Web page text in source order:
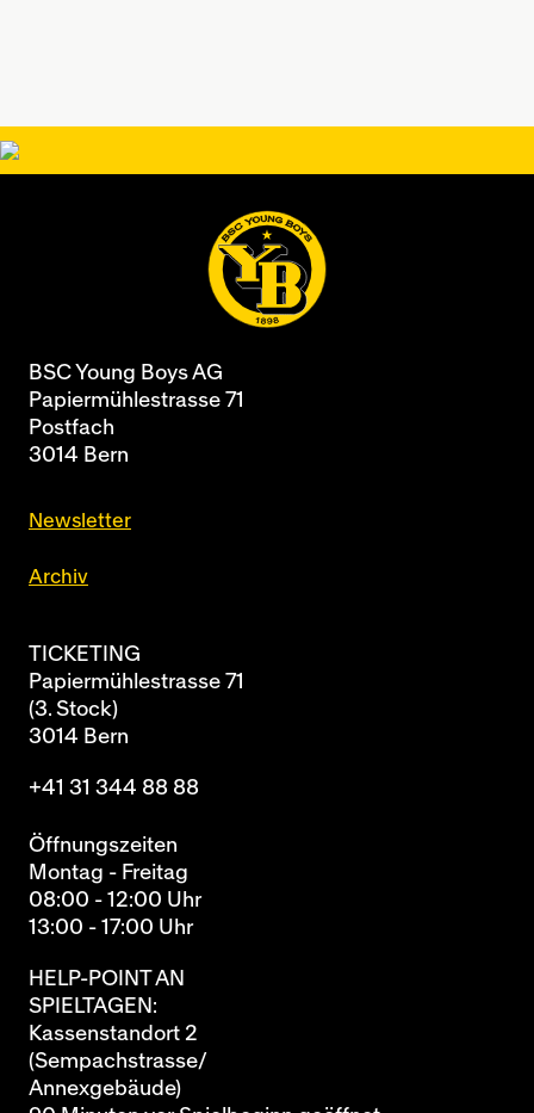
BSC Young Boys AG
Papiermühlestrasse 71
Postfach
3014 Bern
Newsletter
Archiv
TICKETING
Papiermühlestrasse 71
(3. Stock)
3014 Bern
+41 31 344 88 88
Öffnungszeiten
Montag - Freitag
08:00 - 12:00 Uhr
13:00 - 17:00 Uhr
HELP-POINT AN
SPIELTAGEN:
Kassenstandort 2
(Sempachstrasse/
Annexgebäude)